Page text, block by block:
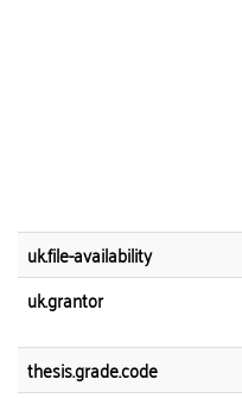
uk.file-availability
uk.grantor
thesis.grade.code